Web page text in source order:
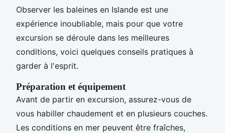
Observer les baleines en Islande est une
expérience inoubliable, mais pour que votre
excursion se déroule dans les meilleures
conditions, voici quelques conseils pratiques à
garder à l'esprit.
Préparation et équipement
Avant de partir en excursion, assurez-vous de
vous habiller chaudement et en plusieurs couches.
Les conditions en mer peuvent être fraîches,